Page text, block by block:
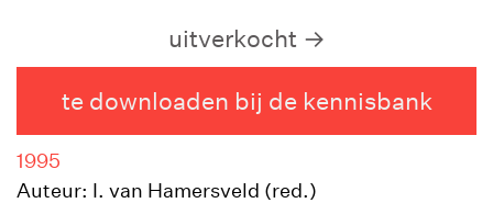
uitverkocht
te downloaden bij de kennisbank
1995
Auteur: I. van Hamersveld (red.)